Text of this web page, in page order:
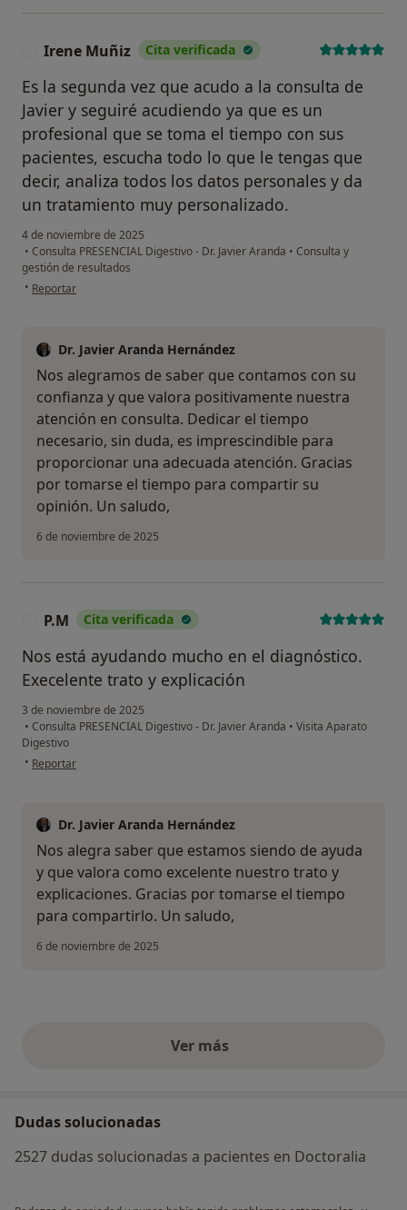
Irene Muñiz Cita verificada
Es la segunda vez que acudo a la consulta de
Javier y seguiré acudiendo ya que es un
profesional que se toma el tiempo con sus
pacientes, escucha todo lo que le tengas que
decir, analiza todos los datos personales y da
un tratamiento muy personalizado.
4 de noviembre de 2025
• Consulta PRESENCIAL Digestivo - Dr. Javier Aranda • Consulta y
gestión de resultados
• en opinión del usuario Irene Muñiz
Reportar
Dr. Javier Aranda Hernández
Nos alegramos de saber que contamos con su
confianza y que valora positivamente nuestra
atención en consulta. Dedicar el tiempo
necesario, sin duda, es imprescindible para
proporcionar una adecuada atención. Gracias
por tomarse el tiempo para compartir su
opinión. Un saludo,
6 de noviembre de 2025
P.M Cita verificada
Nos está ayudando mucho en el diagnóstico.
Execelente trato y explicación
3 de noviembre de 2025
• Consulta PRESENCIAL Digestivo - Dr. Javier Aranda • Visita Aparato
Digestivo
• en opinión del usuario P.M
Reportar
Dr. Javier Aranda Hernández
Nos alegra saber que estamos siendo de ayuda
y que valora como excelente nuestro trato y
explicaciones. Gracias por tomarse el tiempo
para compartirlo. Un saludo,
6 de noviembre de 2025
Ver másopiniones anteriores
Dudas solucionadas
2527 dudas solucionadas a pacientes en Doctoralia